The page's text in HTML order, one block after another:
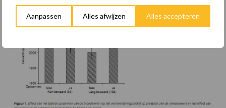
Aanpassen Alles afwijzen Alles accepteren